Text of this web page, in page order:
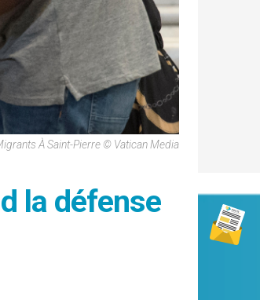
À Saint-Pierre © Vatican Media
la défense